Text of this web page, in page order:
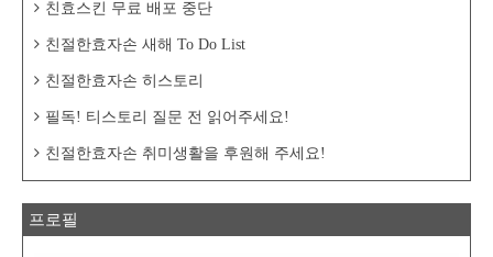
친효스킨 무료 배포 중단
친절한효자손 새해 To Do List
친절한효자손 히스토리
필독! 티스토리 질문 전 읽어주세요!
친절한효자손 취미생활을 후원해 주세요!
프로필